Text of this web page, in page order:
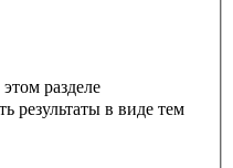
разделе
результаты в виде тем